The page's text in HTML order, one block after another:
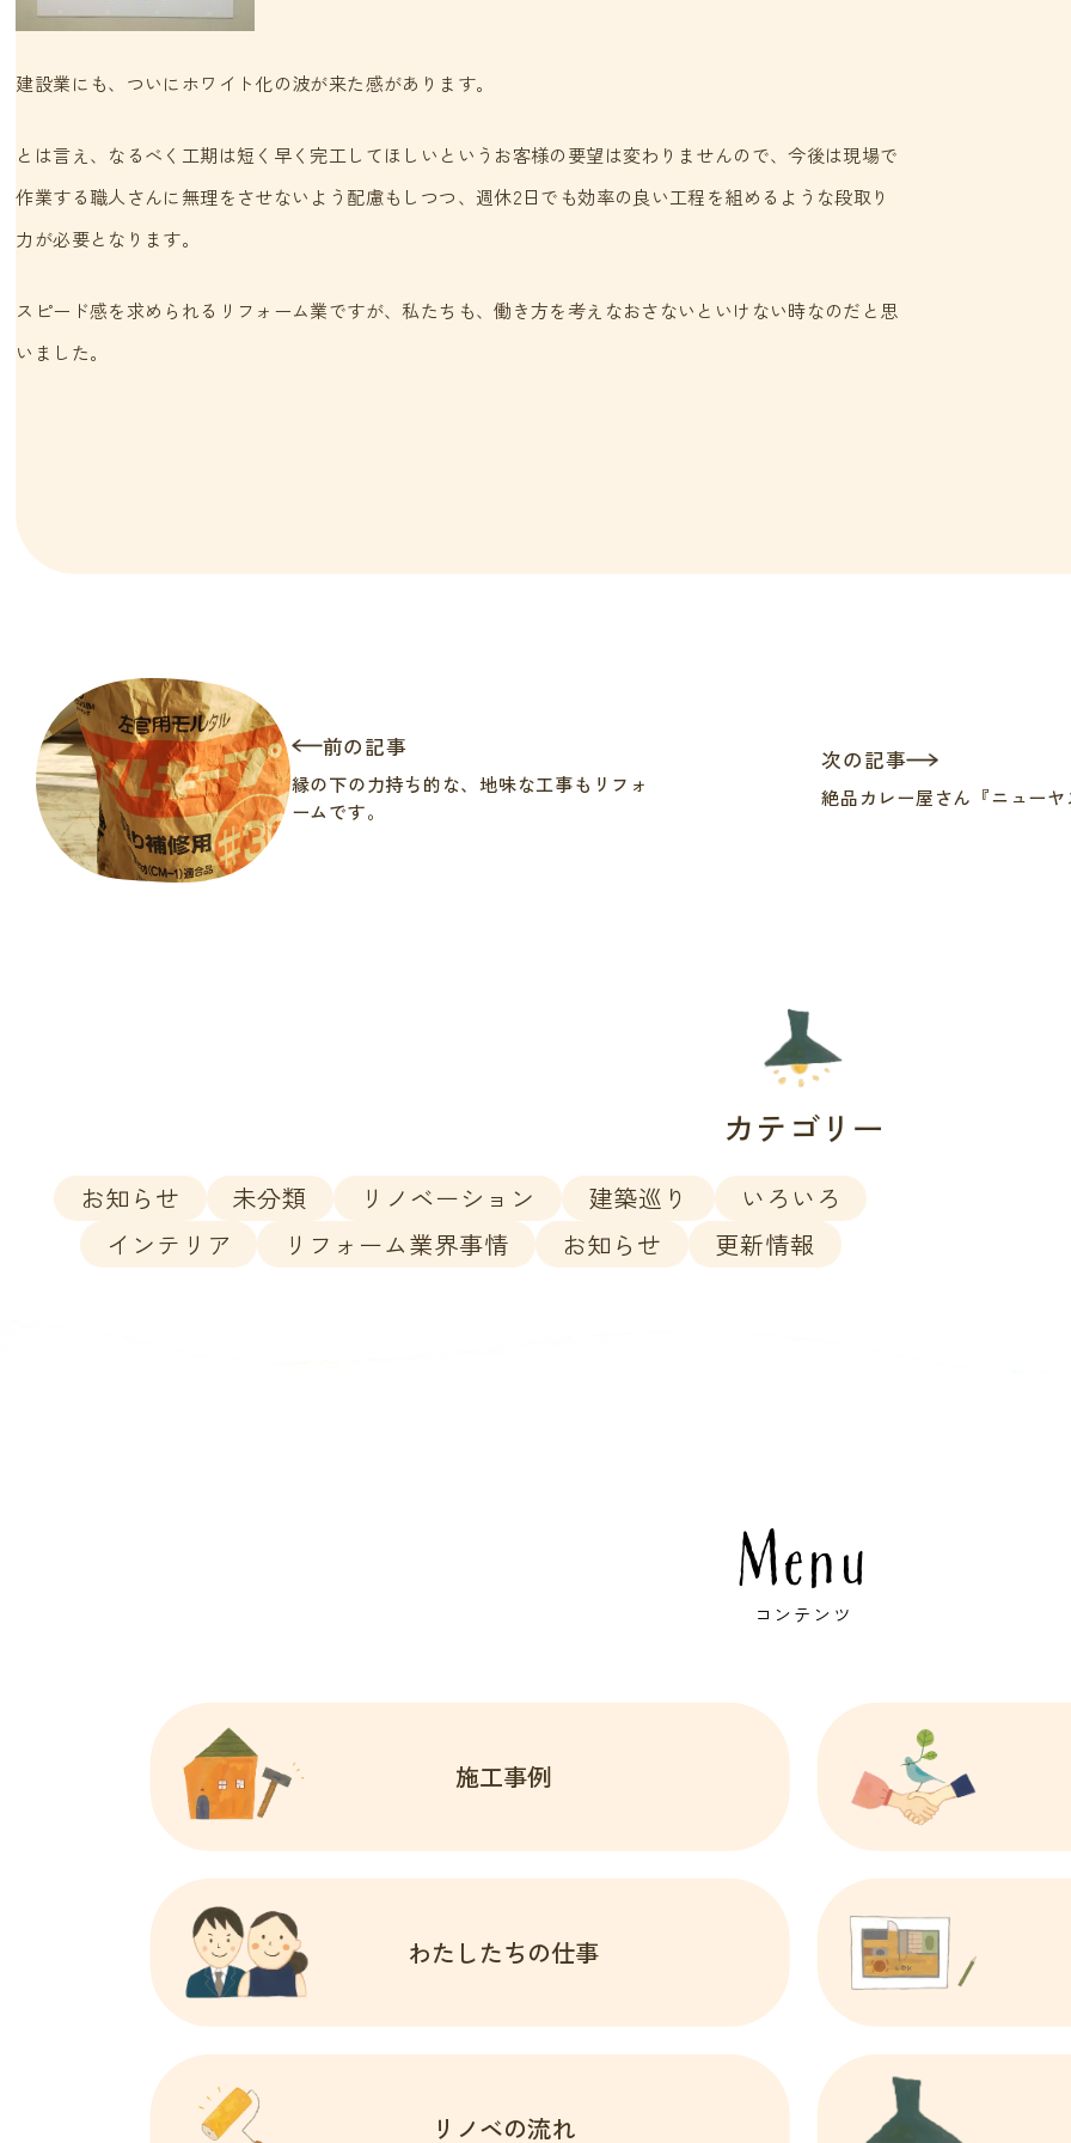
建設業にも、ついにホワイト化の波が来た感があります。
とは言え、なるべく工期は短く早く完工してほしいというお客様の要望は変わりませんので、今後は現場で
作業する職人さんに無理をさせないよう配慮もしつつ、週休2日でも効率の良い工程を組めるような段取り
力が必要となります。
スピード感を求められるリフォーム業ですが、私たちも、働き方を考えなおさないといけない時なのだと思
いました。
前の記事
縁の下の力持ち的な、地味な工事もリフォ
ームです。
次の記事
絶品カレー屋さん『ニュー
カテゴリー
お知らせ 未分類 リノベーション 建築巡り
いろいろ
インテリア
リフォーム業界事情 お知らせ 更新情報
Menu
コンテンツ
施工事例
わたしたちの仕事
リノベの流れ